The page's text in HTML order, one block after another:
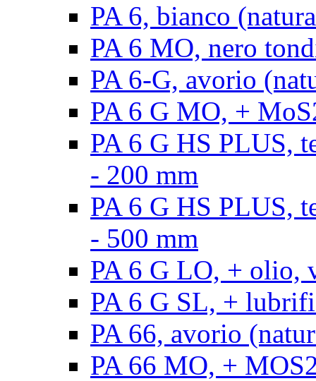
PA 6, bianco
PA 6 MO, nero
PA 6-G, avorio
PA 6 G MO, +
PA 6 G HS PLUS,
- 200 mm
PA 6 G HS PLUS,
- 500 mm
PA 6 G LO, + olio,
PA 6 G SL, +
PA 66, avorio
PA 66 MO, +